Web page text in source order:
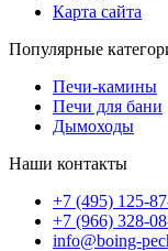
Карта сайта
Популярные
Печи-камины
Печи для бани
Дымоходы
Наши контакты
+7 (495) 125-
+7 (966) 328-
info@boing-